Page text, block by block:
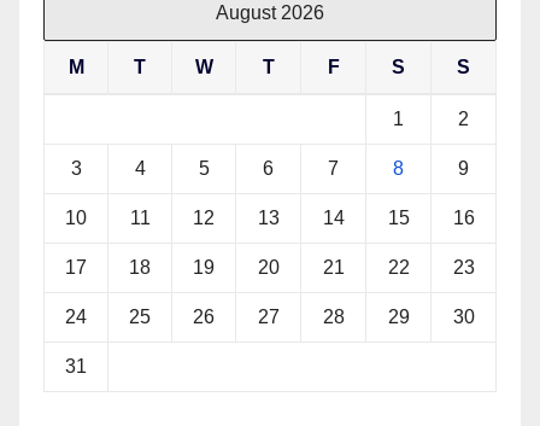
August 2026
M T W T F S S
1 2
3 4 5 6 7 8 9
10 11 12 13 14 15 16
17 18 19 20 21 22 23
24 25 26 27 28 29 30
31